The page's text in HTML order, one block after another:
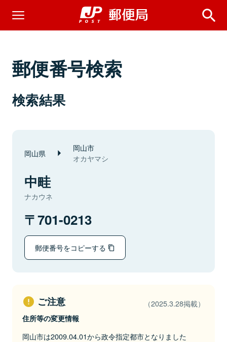
郵便番号検索
検索結果
岡山県 岡山市
オカヤマシ
中畦
ナカウネ
701-0213
郵便番号をコピーする
ご注意 （2025.3.28掲載）
住所等の変更情報
岡山市は2009.04.01から政令指定都市となりました